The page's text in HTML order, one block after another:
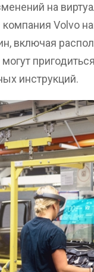
на
Volvo
включая
инструкций.